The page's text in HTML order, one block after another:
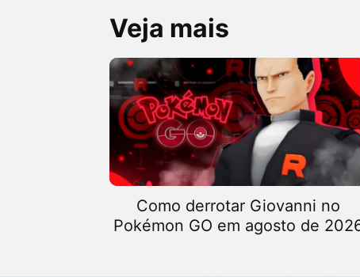
Veja mais
Como derrotar Giovanni no
Pokémon GO em agosto de